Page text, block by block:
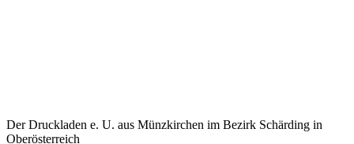
Der Druckladen e. U. aus Münzkirchen im Bezirk Schärding in
Oberösterreich